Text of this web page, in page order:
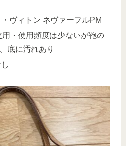
・ヴィトン ネヴァーフルPM
用・使用頻度は少ないが鞄の
底に汚れあり